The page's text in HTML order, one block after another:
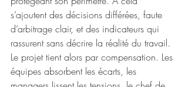
s’ajoutent des décisions différées, faute
d’arbitrage clair, et des indicateurs qui
rassurent sans décrire la réalité du travail.
Le projet tient alors par compensation. Les
équipes absorbent les écarts, les